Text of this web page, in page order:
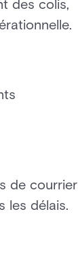
des colis,
de courrier
les délais.